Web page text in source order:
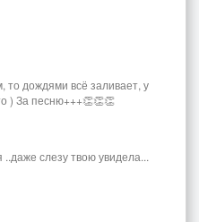
дождями всё заливает, у
) За песню+++👏👏👏
слезу твою увидела...